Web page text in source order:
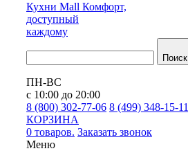
Кухни Mall Комфорт,
доступный
каждому
Поиск
ПН-ВС
с 10:00 до 20:00
8 (800) 302-77-06 8 (499) 348-15-11
КОРЗИНА
0 товаров. Заказать звонок
Меню